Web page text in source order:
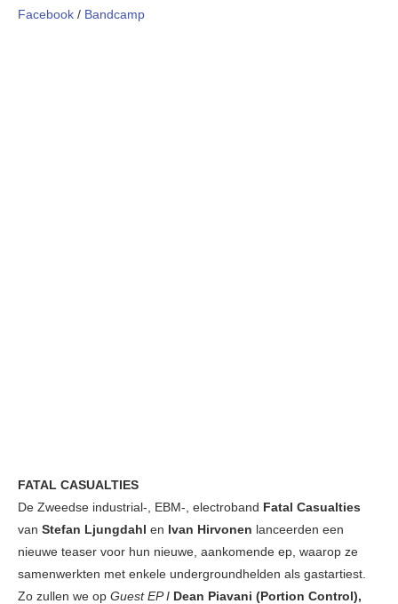
Facebook / Bandcamp
FATAL CASUALTIES
De Zweedse industrial-, EBM-, electroband Fatal Casualties
van Stefan Ljungdahl en Ivan Hirvonen lanceerden een
nieuwe teaser voor hun nieuwe, aankomende ep, waarop ze
samenwerkten met enkele undergroundhelden als gastartiest.
Zo zullen we op Guest EP I Dean Piavani (Portion Control),